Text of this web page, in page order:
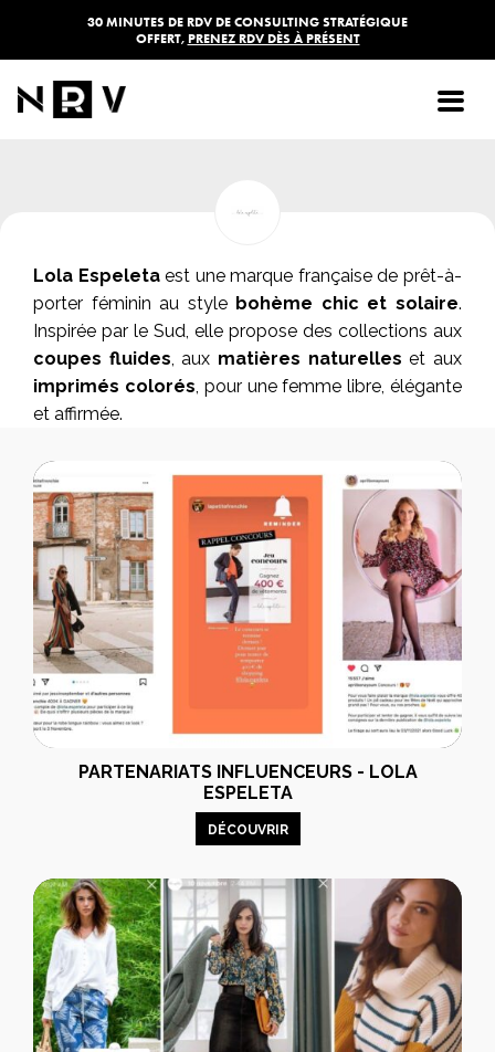
30 MINUTES DE RDV DE CONSULTING STRATÉGIQUE
OFFERT, PRENEZ RDV DÈS À PRÉSENT
LOLA ESPELETA
Lola Espeletaest une marque française de prêt-à-
porter féminin au style bohème chic et solaire.
Inspirée par le Sud, elle propose des collections aux
coupes fluides, aux matières naturelles et aux
imprimés colorés, pour une femme libre, élégante
et affirmée.
PARTENARIATS INFLUENCEURS - LOLA
ESPELETA
DÉCOUVRIR